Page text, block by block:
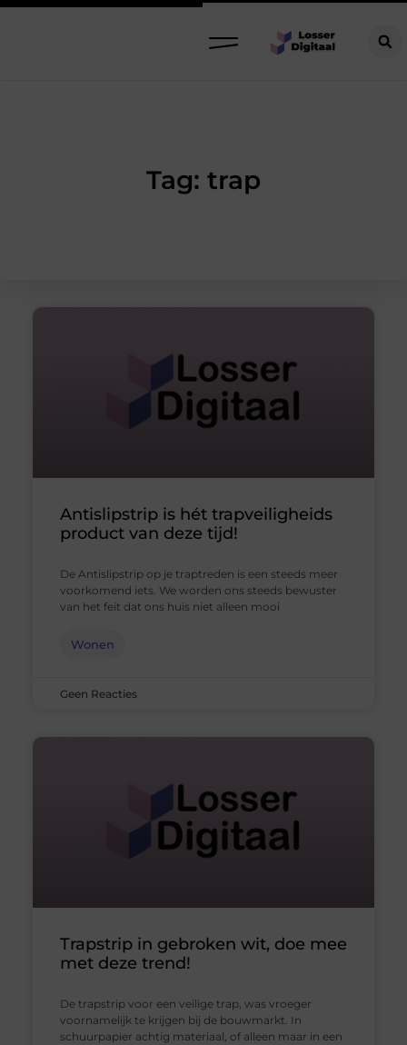
Tag: trap
Antislipstrip is hét trapveiligheids
product van deze tijd!
De Antislipstrip op je traptreden is een steeds meer
voorkomend iets. We worden ons steeds bewuster
van het feit dat ons huis niet alleen mooi
Wonen
Geen Reacties
Trapstrip in gebroken wit, doe mee
met deze trend!
De trapstrip voor een veilige trap, was vroeger
voornamelijk te krijgen bij de bouwmarkt. In
schuurpapier achtig materiaal, of alleen maar in een